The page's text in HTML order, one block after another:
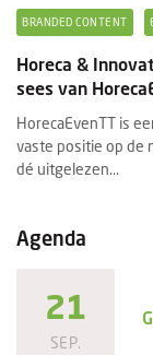
BRANDED CONTENT
Horeca &
sees van
HorecaEvenTT is
vaste positie op de
dé uitgelezen...
Agenda
21
SEP.